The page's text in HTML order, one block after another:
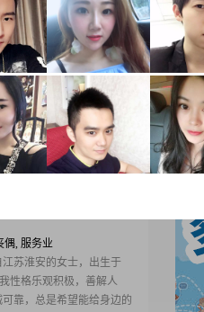
跟TA联系
偶, 合伙人
女儿没有负担 身高175重
一个心地善良的女性为妻 本
意 年收入十万八万 总而
老不成问题 有车 房子在农
跟TA联系
偶, 服务业
苏淮安的女士，出生于
性格乐观积极，善解人
靠，总是希望能给身边的